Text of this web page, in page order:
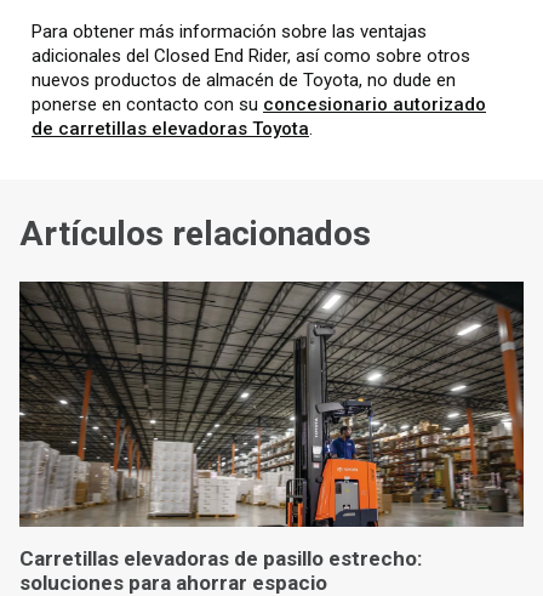
Para obtener más información sobre las ventajas
adicionales del Closed End Rider, así como sobre otros
nuevos productos de almacén de Toyota, no dude en
ponerse en contacto con su concesionario autorizado
de carretillas elevadoras Toyota.
Artículos relacionados
Carretillas elevadoras de pasillo estrecho:
soluciones para ahorrar espacio